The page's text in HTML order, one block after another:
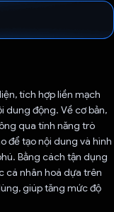
tích hợp liền mạch
dung động. Về cơ bản,
qua tính năng trò
để tạo nội dung và hình
Bằng cách tận dụng
cá nhân hoá dựa trên
giúp tăng mức độ